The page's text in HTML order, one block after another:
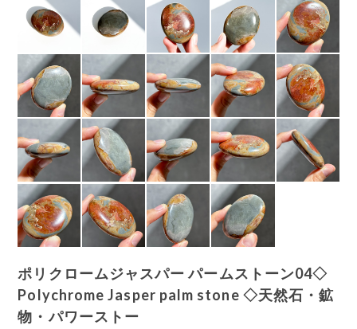
ポリクロームジャスパー パームストーン04◇
Polychrome Jasper palm stone ◇天然石・鉱
物・パワーストー